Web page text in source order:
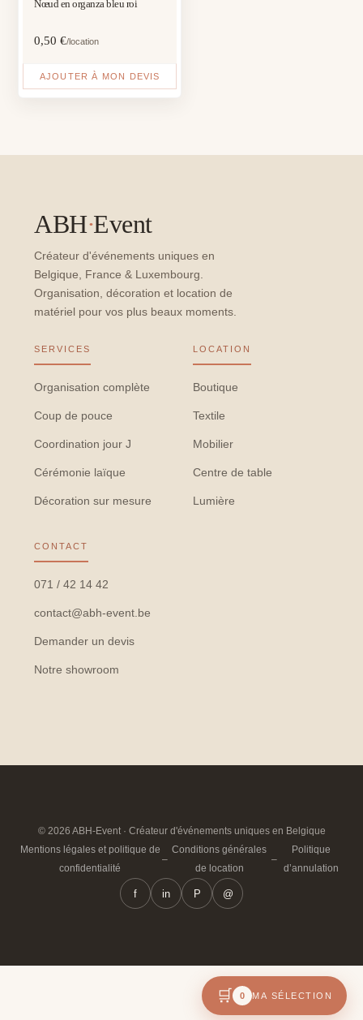
Nœud en organza bleu roi
0,50€/location
AJOUTER À MON DEVIS
ABH·Event
Créateur d'événements uniques en
Belgique, France & Luxembourg.
Organisation, décoration et location de
matériel pour vos plus beaux moments.
SERVICES
Organisation complète
Coup de pouce
Coordination jour J
Cérémonie laïque
Décoration sur mesure
LOCATION
Boutique
Textile
Mobilier
Centre de table
Lumière
CONTACT
071 / 42 14 42
contact@abh-event.be
Demander un devis
Notre showroom
© 2026 ABH-Event · Créateur d'événements uniques en Belgique
Mentions légales et politique de
confidentialité
–
Conditions générales
de location
–
Politique
d’annulation
f in P @
🛒 0 MA SÉLECTION